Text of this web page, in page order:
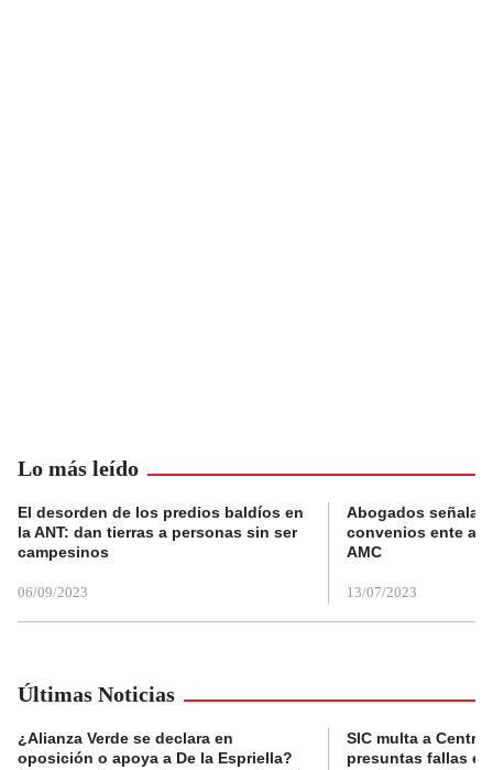
Lo más leído
El desorden de los predios baldíos en
la ANT: dan tierras a personas sin ser
campesinos
06/09/2023
Abogados
convenios ente
AMC
13/07/2023
Últimas Noticias
¿Alianza Verde se declara en
oposición o apoya a De la Espriella?
SIC multa a
presuntas fallas